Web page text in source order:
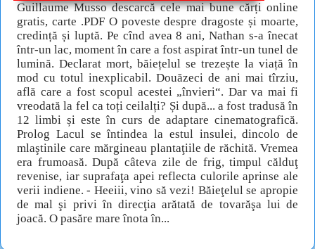
Guillaume Musso descarcă cele mai bune cărți online
gratis, carte .PDF O poveste despre dragoste și moarte,
credință și luptă. Pe cînd avea 8 ani, Nathan s-a înecat
într-un lac, moment în care a fost aspirat într-un tunel de
lumină. Declarat mort, băiețelul se trezește la viață în
mod cu totul inexplicabil. Douăzeci de ani mai tîrziu,
află care a fost scopul acestei „învieri“. Dar va mai fi
vreodată la fel ca toți ceilalți? Și după... a fost tradusă în
12 limbi și este în curs de adaptare cinematografică.
Prolog Lacul se întindea la estul insulei, dincolo de
mlaştinile care mărgineau plantaţiile de răchită. Vremea
era frumoasă. După câteva zile de frig, timpul călduţ
revenise, iar suprafaţa apei reflecta culorile aprinse ale
verii indiene. - Heeiii, vino să vezi! Băieţelul se apropie
de mal şi privi în direcţia arătată de tovarăşa lui de
joacă. O pasăre mare înota în...